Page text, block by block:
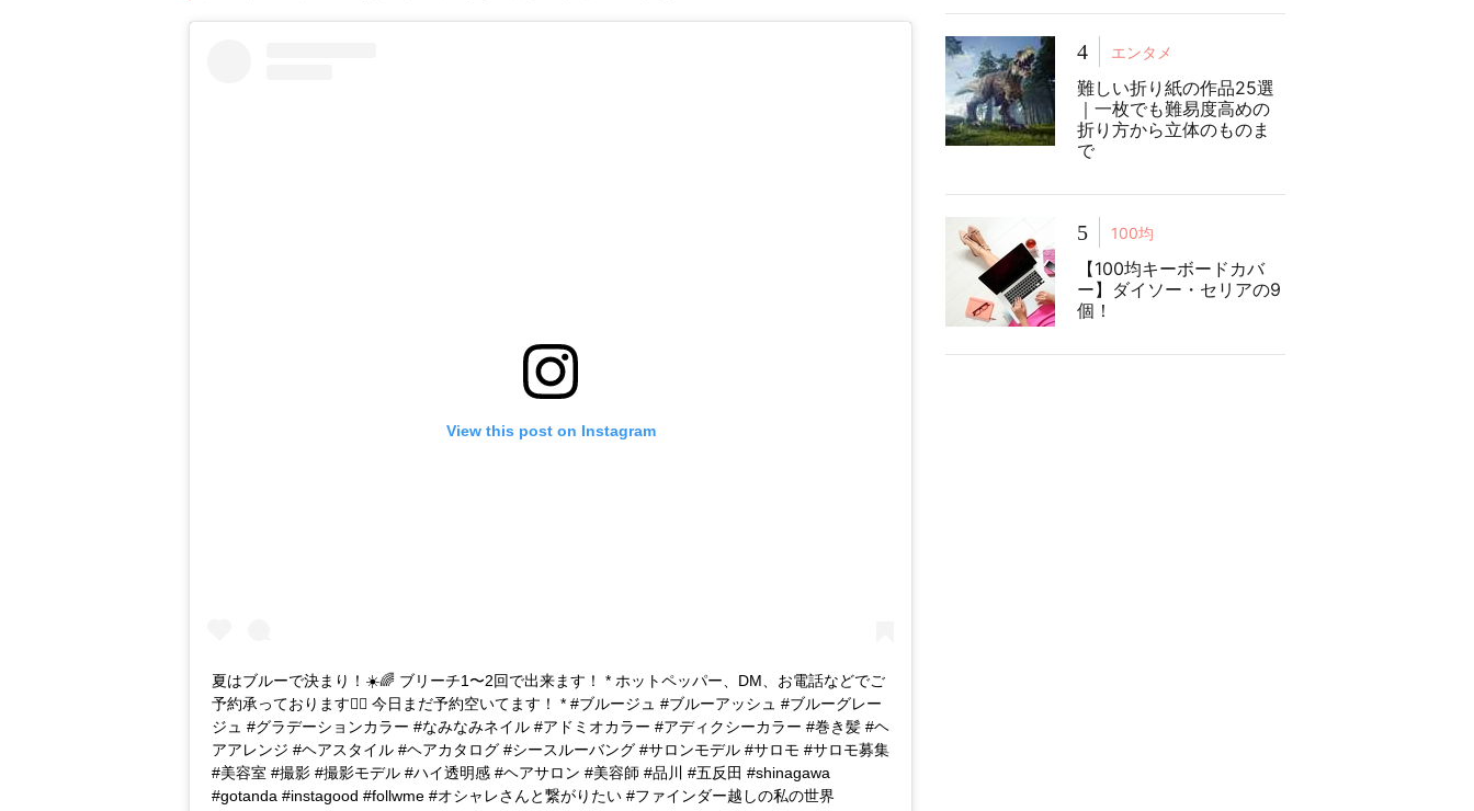
View this post on Instagram
夏はブルーで決まり！☀️🌈 ブリーチ1〜2回で出来ます！ * ホットペッパー、DM、お電話などでご
予約承っております🙆‍♀️ 今日まだ予約空いてます！ * #ブルージュ #ブルーアッシュ #ブルーグレー
ジュ #グラデーションカラー #なみなみネイル #アドミオカラー #アディクシーカラー #巻き髪 #ヘ
アアレンジ #ヘアスタイル #ヘアカタログ #シースルーバング #サロンモデル #サロモ #サロモ募集
#美容室 #撮影 #撮影モデル #ハイ透明感 #ヘアサロン #美容師 #品川 #五反田 #shinagawa
#gotanda #instagood #follwme #オシャレさんと繋がりたい #ファインダー越しの私の世界
4 エンタメ
難しい折り紙の作品25選
｜一枚でも難易度高めの
折り方から立体のものま
で
5 100均
【100均キーボードカバ
ー】ダイソー・セリアの9
個！